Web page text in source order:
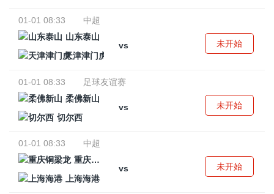
01-01 08:33
中超
山东泰山
vs
天津津门虎
未开始
01-01 08:33
足球友谊赛
柔佛新山
vs
切尔西
未开始
01-01 08:33
中超
重庆铜梁龙
vs
上海海港
未开始